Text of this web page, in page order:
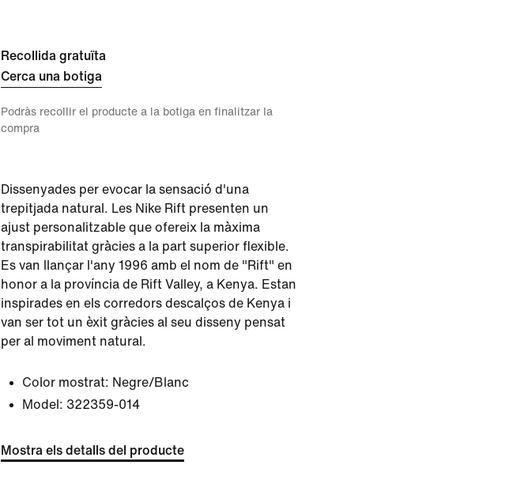
Recollida gratuïta
Cerca una botiga
Podràs recollir el producte a la botiga en finalitzar la
compra
Dissenyades per evocar la sensació d'una
trepitjada natural. Les Nike Rift presenten un
ajust personalitzable que ofereix la màxima
transpirabilitat gràcies a la part superior flexible.
Es van llançar l'any 1996 amb el nom de "Rift" en
honor a la província de Rift Valley, a Kenya. Estan
inspirades en els corredors descalços de Kenya i
van ser tot un èxit gràcies al seu disseny pensat
per al moviment natural.
Color mostrat: Negre/Blanc
Model: 322359-014
Mostra els detalls del producte